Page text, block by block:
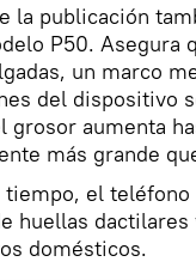
la publicación
P50. Asegura
un marco
del dispositivo
grosor aumenta
más grande
el teléfono
huellas
domésticos.